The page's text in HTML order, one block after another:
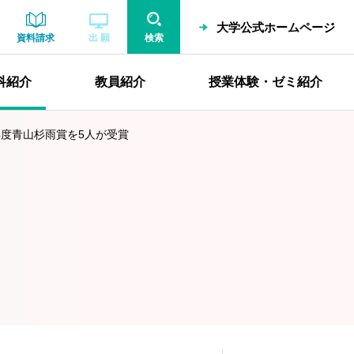
資料請求 出 願 検索
大学公式ホームページ
紹介 教員紹介 授業体験・ゼミ紹介
青山杉雨賞を5人が受賞